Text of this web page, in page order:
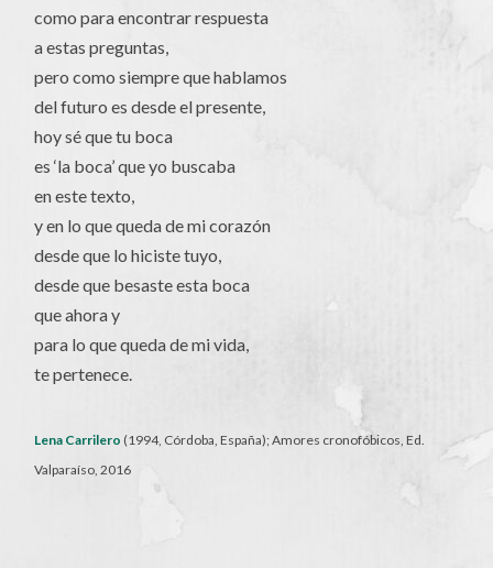
como para encontrar respuesta
a estas preguntas,
pero como siempre que hablamos
del futuro es desde el presente,
hoy sé que tu boca
es ‘la boca’ que yo buscaba
en este texto,
y en lo que queda de mi corazón
desde que lo hiciste tuyo,
desde que besaste esta boca
que ahora y
para lo que queda de mi vida,
te pertenece.
Lena Carrilero (1994, Córdoba, España); Amores cronofóbicos, Ed.
Valparaíso, 2016